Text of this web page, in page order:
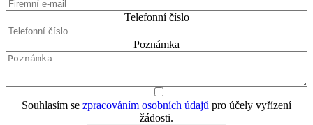
Telefonní číslo
Poznámka
Souhlasím se zpracováním osobních údajů pro účely vyřízení
žádosti.